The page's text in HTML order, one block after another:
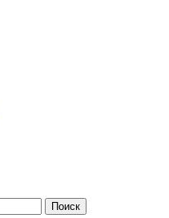
Поиск